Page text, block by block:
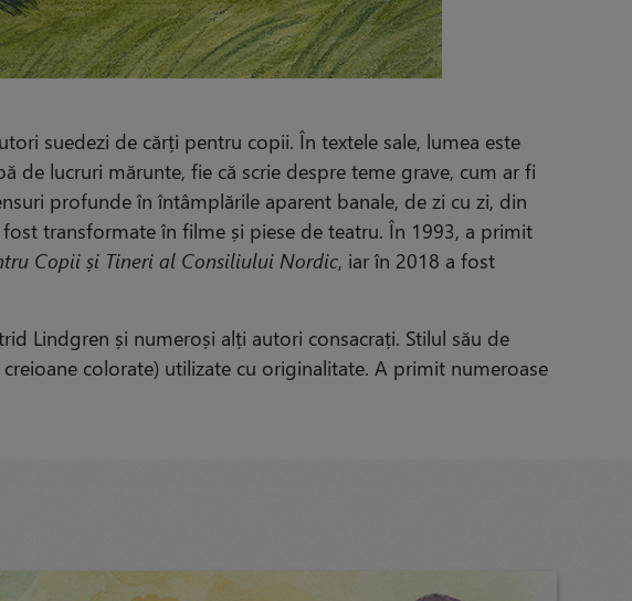
suedezi de cărți pentru copii. În textele sale, lumea este
de lucruri mărunte, fie că scrie despre teme grave, cum ar fi
profunde în întâmplările aparent banale, de zi cu zi, din
transformate în filme și piese de teatru. În 1993, a primit
Copii și Tineri al Consiliului Nordic, iar în 2018 a fost
Lindgren și numeroși alți autori consacrați. Stilul său de
colorate) utilizate cu originalitate. A primit numeroase